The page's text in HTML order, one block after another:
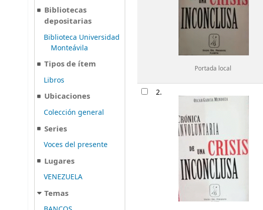
Bibliotecas
depositarias
Biblioteca Universidad
Monteávila
Tipos de ítem
Libros
Ubicaciones
Colección general
Series
Voces del presente
Lugares
VENEZUELA
Temas
Portada local
2.